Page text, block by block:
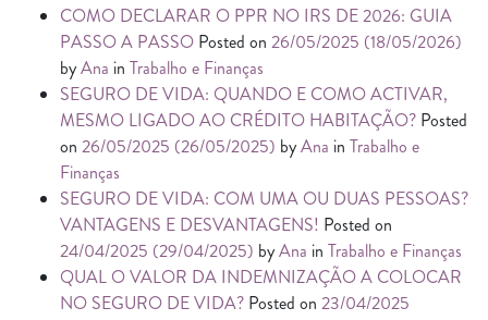
COMO DECLARAR O PPR NO IRS DE 2026: GUIA
PASSO A PASSO Posted on 26/05/2025 (18/05/2026)
byAna in Trabalho e Finanças
SEGURO DE VIDA: QUANDO E COMO ACTIVAR,
MESMO LIGADO AO CRÉDITO HABITAÇÃO? Posted
on 26/05/2025 (26/05/2025) byAna in Trabalho e
Finanças
SEGURO DE VIDA: COM UMA OU DUAS PESSOAS?
VANTAGENS E DESVANTAGENS! Posted on
24/04/2025 (29/04/2025) byAna in Trabalho e Finanças
QUAL O VALOR DA INDEMNIZAÇÃO A COLOCAR
NO SEGURO DE VIDA? Posted on 23/04/2025